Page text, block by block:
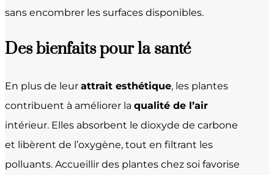
sans encombrer les surfaces disponibles.
Des bienfaits pour la santé
En plus de leur attrait esthétique, les plantes
contribuent à améliorer la qualité de l’air
intérieur. Elles absorbent le dioxyde de carbone
et libèrent de l’oxygène, tout en filtrant les
polluants. Accueillir des plantes chez soi favorise